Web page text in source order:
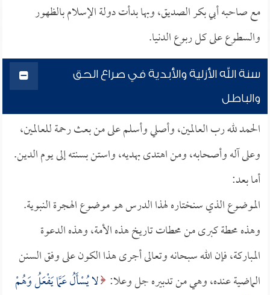
مع صاحبه أبي بكر الصديق، وبها بدأت دولة الإسلام بالظهور
والسطوع على كل ربوع الدنيا.
سنة الله الأزلية والأبدية في صراع الحق
والباطل
الحمد لله رب العالمين، وأصلي وأسلم على من بعث رحمة للعالمين،
وعلى آله وأصحابه، ومن اهتدى بهديه، واستن بسنته إلى يوم الدين.
أما بعد:
الموضوع الذي سنختاره لهذا الدرس هو موضوع الهجرة النبوية.
وهذه محطة كبرى من محطات تاريخ هذه الأمة، وهذه الدعوة
المباركة، فإن الله سبحانه وتعالى أجرى هذا الكون على وفق السنن
الماضية عنده، وهي من تدبيره جل وعلا: لا يُسْأَلُ عَمَّا يَفْعَلُ وَهُمْ